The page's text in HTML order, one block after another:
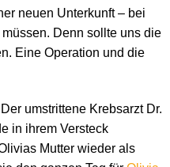
neuen Unterkunft – bei
Denn sollte uns die
Eine Operation und die
umstrittene Krebsarzt Dr.
in ihrem Versteck
Mutter wieder als